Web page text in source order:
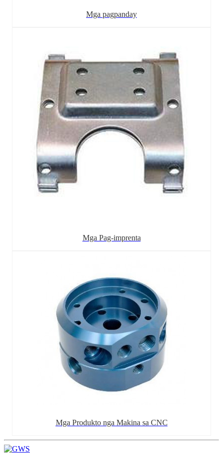
Mga pagpanday
Mga Pag-imprenta
Mga Produkto nga Makina sa CNC